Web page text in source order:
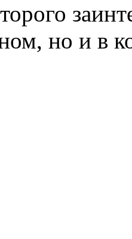
но и в